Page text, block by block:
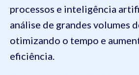
processos e inteligência
análise de grandes volumes
otimizando o tempo e
eficiência.